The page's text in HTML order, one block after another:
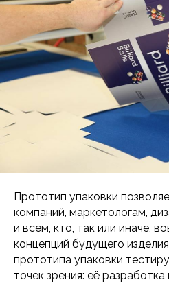
Прототип упаковки
компаний, маркетологам,
и всем, кто, так или иначе,
концепций будущего
прототипа упаковки
точек зрения: её